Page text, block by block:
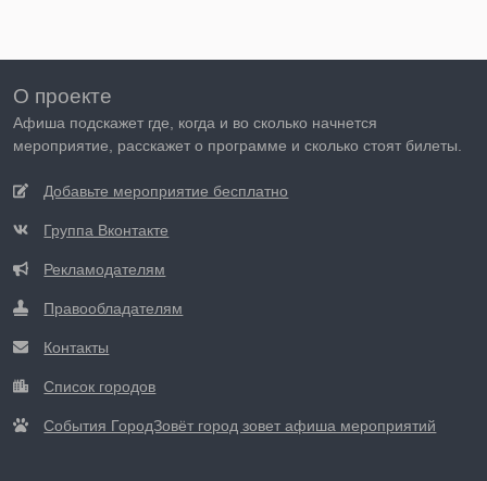
О проекте
Афиша подскажет где, когда и во сколько начнется
мероприятие, расскажет о программе и сколько стоят билеты.
Добавьте мероприятие бесплатно
Группа Вконтакте
Рекламодателям
Правообладателям
Контакты
Список городов
События ГородЗовёт город зовет афиша мероприятий